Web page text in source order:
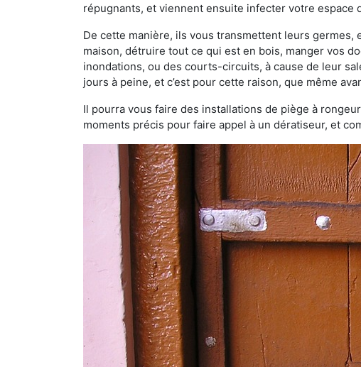
répugnants, et viennent ensuite infecter votre
De cette manière, ils vous transmettent leurs germes,
maison, détruire tout ce qui est en bois, manger vos
inondations, ou des courts-circuits, à cause de leur
jours à peine, et c’est pour cette raison, que même
Il pourra vous faire des installations de piège à
moments précis pour faire appel à un dératiseur, et